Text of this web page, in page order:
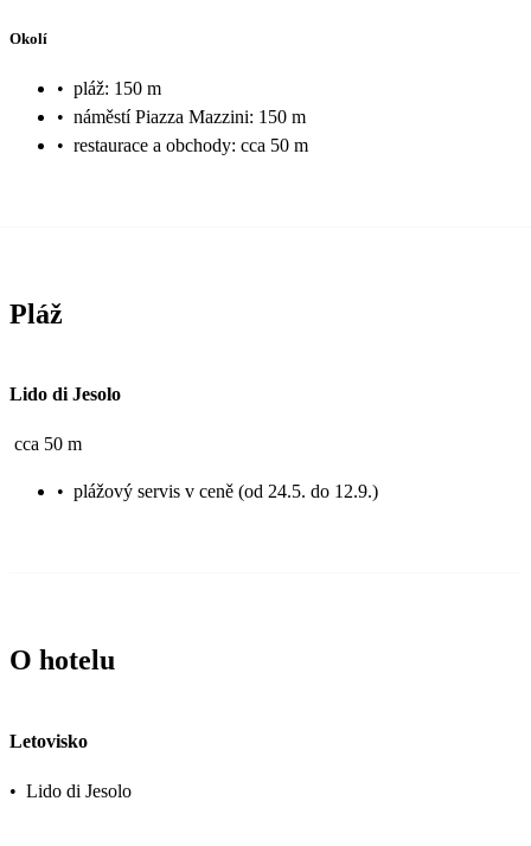
Okolí
• pláž: 150 m
• náměstí Piazza Mazzini: 150 m
• restaurace a obchody: cca 50 m
Pláž
Lido di Jesolo
cca 50 m
• plážový servis v ceně (od 24.5. do 12.9.)
O hotelu
Letovisko
• Lido di Jesolo